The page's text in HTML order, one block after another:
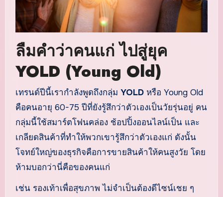
ลืมคำว่าคนแก่ ไปสู่ยุค
YOLD (Young Old)
เทรนด์ปีนี้เรากำลังพูดถึงกลุ่ม YOLDหรือ Young Old
คือคนอายุ 60-75 ปีที่ยังรู้สึกว่าตัวเองเป็นวัยรุ่นอยู่ คน
กลุ่มนี้ใช้สมาร์ตโฟนคล่อง ช้อปปิ้งออนไลน์เป็น และ
เกลียดสินค้าที่ทำให้พวกเขารู้สึกว่าตัวเองแก่ ดังนั้น
โจทย์ใหญ่ของธุรกิจคือการขายสินค้าให้คนสูงวัย โดย
ห้ามบอกว่านี่คือของคนแก่
เช่น รองเท้าเพื่อสุขภาพ ไม่จำเป็นต้องดีไซน์เชย ๆ